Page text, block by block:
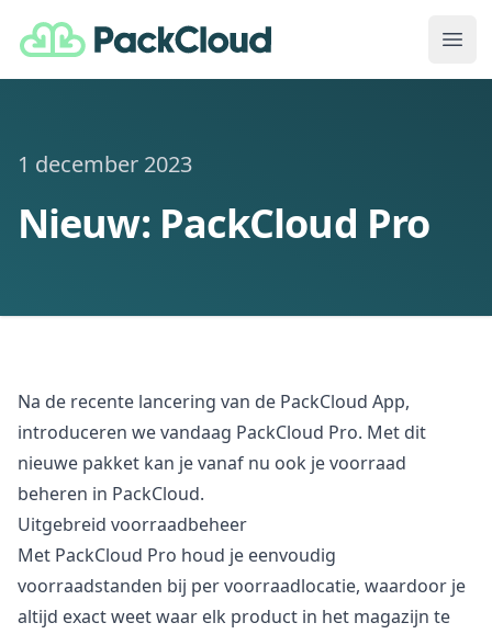
PackCloud
1 december 2023
Nieuw: PackCloud Pro
Na de recente lancering van de PackCloud App,
introduceren we vandaag PackCloud Pro. Met dit
nieuwe pakket kan je vanaf nu ook je voorraad
beheren in PackCloud.
Uitgebreid voorraadbeheer
Met PackCloud Pro houd je eenvoudig
voorraadstanden bij per voorraadlocatie, waardoor je
altijd exact weet waar elk product in het magazijn te